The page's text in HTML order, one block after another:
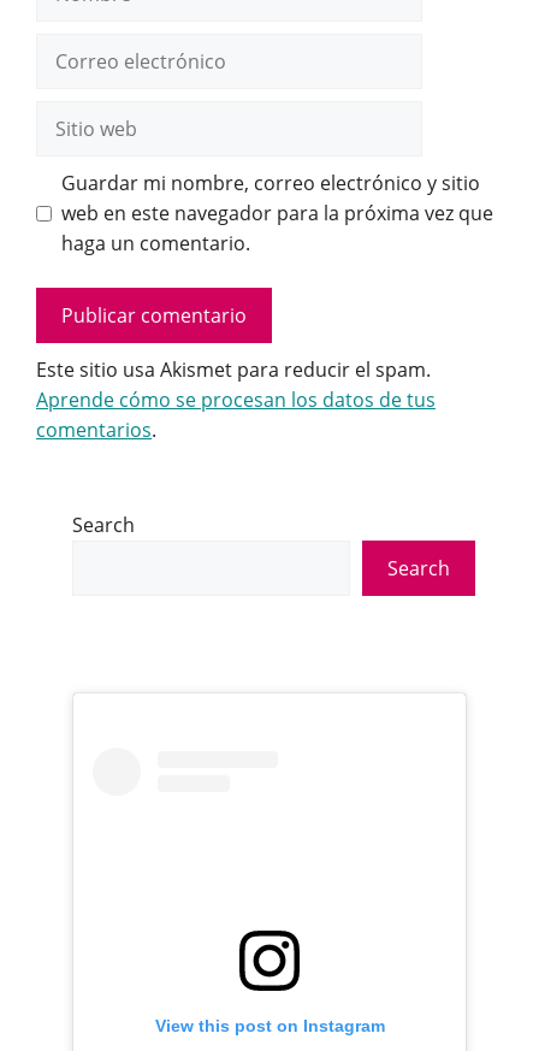
electrónico
web
Guardar mi nombre, correo electrónico y sitio
web en este navegador para la próxima vez que
haga un comentario.
Este sitio usa Akismet para reducir el spam.
Aprende cómo se procesan los datos de tus
comentarios.
Search
Search
View this post on Instagram